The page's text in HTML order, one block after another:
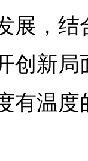
展，
创新
有温